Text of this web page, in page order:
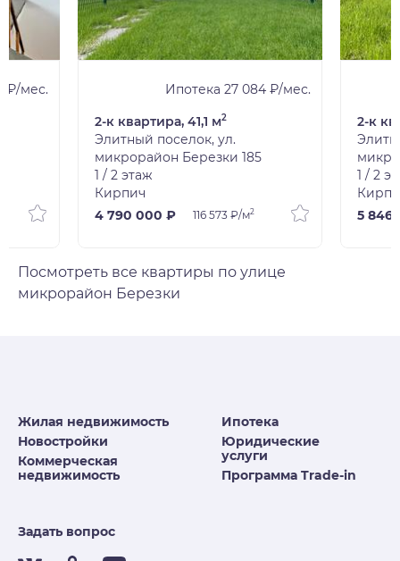
₽/мес.
Ипотека 27 084 ₽/мес.
2-к квартира, 41,1 м2
Элитный поселок, ул.
микрорайон Березки 185
1 / 2 этаж
Кирпич
4 790 000 ₽
116 573 ₽/м2
2-к
1 / 2
5 846
Посмотреть все квартиры по улице
микрорайон Березки
Жилая недвижимость
Новостройки
Коммерческая
недвижимость
Ипотека
Юридические
услуги
Программа Trade-in
Задать вопрос